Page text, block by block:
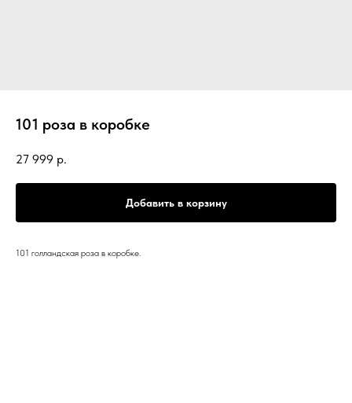
101 роза в коробке
27 999 р.
Добавить в корзину
101 голландская роза в коробке.